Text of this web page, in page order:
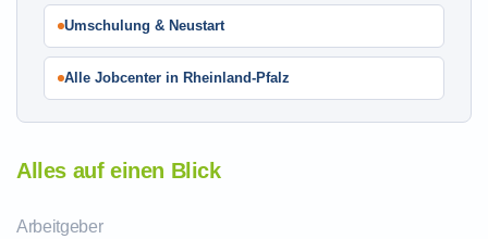
Umschulung & Neustart
Alle Jobcenter in Rheinland-Pfalz
Alles auf einen Blick
Arbeitgeber